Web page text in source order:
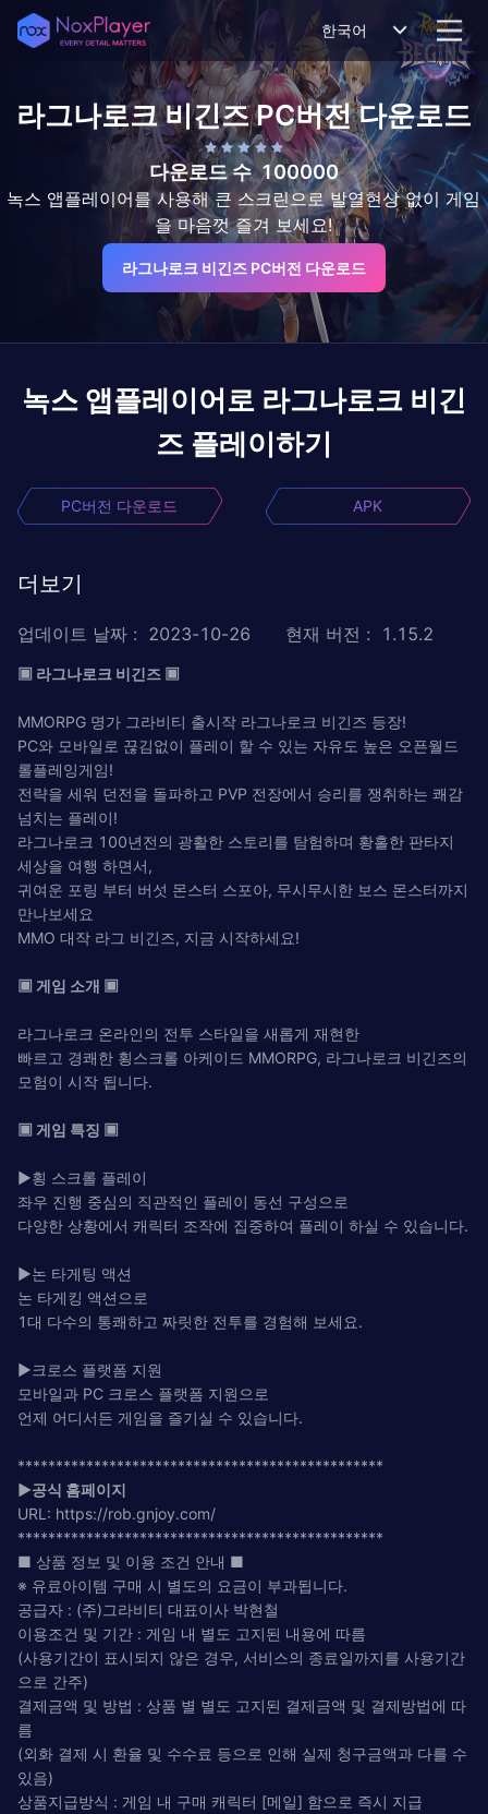
한국어
라그나로크 비긴즈PC버전 다운로드
다운로드 수 100000
녹스 앱플레이어를 사용해 큰 스크린으로 발열현상 없이 게임
을 마음껏 즐겨 보세요!
라그나로크 비긴즈 PC버전 다운로드
녹스 앱플레이어로 라그나로크 비긴
즈 플레이하기
PC버전 다운로드 APK
더보기
업데이트 날짜 : 2023-10-26 현재 버전 : 1.15.2
▣ 라그나로크 비긴즈 ▣
MMORPG 명가 그라비티 출시작 라그나로크 비긴즈 등장!
PC와 모바일로 끊김없이 플레이 할 수 있는 자유도 높은 오픈월드
롤플레잉게임!
전략을 세워 던전을 돌파하고 PVP 전장에서 승리를 쟁취하는 쾌감
넘치는 플레이!
라그나로크 100년전의 광활한 스토리를 탐험하며 황홀한 판타지
세상을 여행 하면서,
귀여운 포링 부터 버섯 몬스터 스포아, 무시무시한 보스 몬스터까지
만나보세요
MMO 대작 라그 비긴즈, 지금 시작하세요!
▣ 게임 소개 ▣
라그나로크 온라인의 전투 스타일을 새롭게 재현한
빠르고 경쾌한 횡스크롤 아케이드 MMORPG, 라그나로크 비긴즈의
모험이 시작 됩니다.
▣ 게임 특징 ▣
▶횡 스크롤 플레이
좌우 진행 중심의 직관적인 플레이 동선 구성으로
다양한 상황에서 캐릭터 조작에 집중하여 플레이 하실 수 있습니다.
▶논 타게팅 액션
논 타게킹 액션으로
1대 다수의 통쾌하고 짜릿한 전투를 경험해 보세요.
▶크로스 플랫폼 지원
모바일과 PC 크로스 플랫폼 지원으로
언제 어디서든 게임을 즐기실 수 있습니다.
************************************************
▶공식 홈페이지
URL: https://rob.gnjoy.com/
************************************************
■ 상품 정보 및 이용 조건 안내 ■
※ 유료아이템 구매 시 별도의 요금이 부과됩니다.
공급자 : (주)그라비티 대표이사 박현철
이용조건 및 기간 : 게임 내 별도 고지된 내용에 따름
(사용기간이 표시되지 않은 경우, 서비스의 종료일까지를 사용기간
으로 간주)
결제금액 및 방법 : 상품 별 별도 고지된 결제금액 및 결제방법에 따
름
(외화 결제 시 환율 및 수수료 등으로 인해 실제 청구금액과 다를 수
있음)
상품지급방식 : 게임 내 구매 캐릭터 [메일] 함으로 즉시 지급